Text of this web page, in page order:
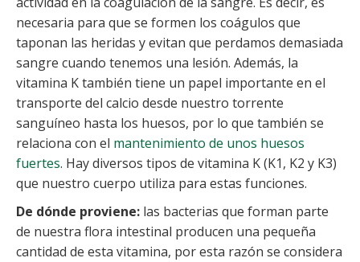
necesaria para que se formen los coágulos que
taponan las heridas y evitan que perdamos demasiada
sangre cuando tenemos una lesión. Además, la
vitamina K también tiene un papel importante en el
transporte del calcio desde nuestro torrente
sanguíneo hasta los huesos, por lo que también se
relaciona con el mantenimiento de unos huesos
fuertes. Hay diversos tipos de vitamina K (K1, K2 y K3)
que nuestro cuerpo utiliza para estas funciones.
De dónde proviene: las bacterias que forman parte
de nuestra flora intestinal producen una pequeña
cantidad de esta vitamina, por esta razón se considera